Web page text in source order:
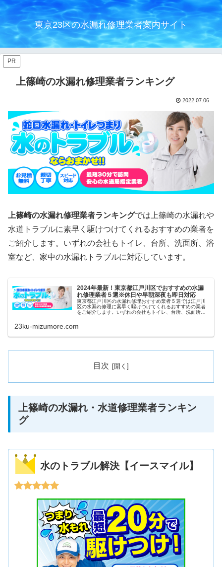
東京23区の水漏れ修理業者案内サイト
PR
上篠崎の水漏れ修理業者ランキング
2022.07.06
上篠崎の水漏れ修理業者ランキングでは上篠崎の水漏れや
水道トラブルに素早く駆けつけてくれるおすすめの業者を
ご紹介します。いずれの会社もトイレ、台所、洗面所、浴
室など、家中の水漏れトラブルに対応しています。
2024年最新！東京都江戸川区でおすすめの水漏
れ修理業者５選※休日や早朝深夜も即日対応
東京都江戸川区の水漏れ修理おすすめ業者５選では江戸川
区の水漏れ修理に素早く駆けつけてくれるおすすめの業者
をご紹介します。いずれの会社もトイレ、台所、洗面所、
23ku-mizumore.com
目次
上篠崎の水漏れ・水道修理業者ランキン
グ
水のトラブル解決【イースマイル】